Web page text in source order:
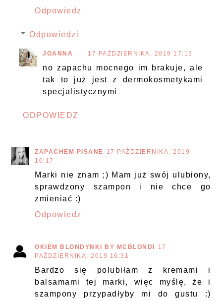
Odpowiedz
Odpowiedzi
JOANNA 17 PAŹDZIERNIKA, 2019 17:13
no zapachu mocnego im brakuje, ale
tak to już jest z dermokosmetykami
specjalistycznymi
ODPOWIEDZ
ZAPACHEM PISANE
17 PAŹDZIERNIKA, 2019
16:17
Marki nie znam ;) Mam już swój ulubiony,
sprawdzony szampon i nie chce go
zmieniać :)
Odpowiedz
OKIEM BLONDYNKI BY MCBLONDI
17
PAŹDZIERNIKA, 2019 16:31
Bardzo się polubiłam z kremami i
balsamami tej marki, więc myślę, że i
szampony przypadłyby mi do gustu :)